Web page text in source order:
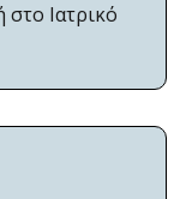
Ιατρικό